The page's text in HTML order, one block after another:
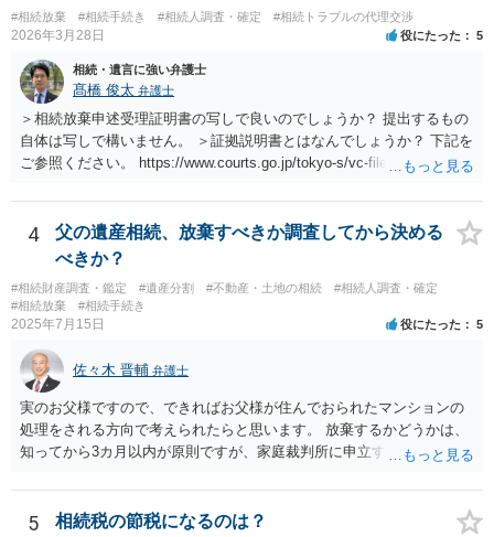
#相続放棄 #相続手続き #相続人調査・確定 #相続トラブルの代理交渉
2026年3月28日 役にたった 5
相続・遺言に強い弁護士
髙橋 俊太 弁護士
＞相続放棄申述受理証明書の写しで良いのでしょうか？ 提出するもの
自体は写しで構いません。 ＞証拠説明書とはなんでしょうか？ 下記を
ご参照ください。 https://www.courts.go.jp/tokyo-s/vc-files/tokyo-s/file/
4
父の遺産相続、放棄すべきか調査してから決める
べきか？
#相続財産調査・鑑定 #遺産分割 #不動産・土地の相続
#相続人調査・確定
#相続放棄
#相続手続き
2025年7月15日 役にたった 5
佐々木 晋輔 弁護士
実のお父様ですので、できればお父様が住んでおられたマンションの
処理をされる方向で考えられたらと思います。 放棄するかどうかは、
知ってから3カ月以内が原則ですが、家庭裁判所に申立すれば3カ月の
放棄するかどうか決めることができます。 銀行やサラ金が数年も放置
することはありませんので、数年後に借金が発見される可能性はほぼ
5 相続税の節税になるのは？